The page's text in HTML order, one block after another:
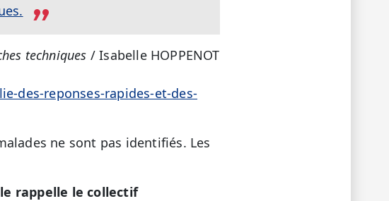
techniques / Isabelle HOPPENOT
des-reponses-rapides-et-des-
ne sont pas identifiés. Les
le rappelle le collectif